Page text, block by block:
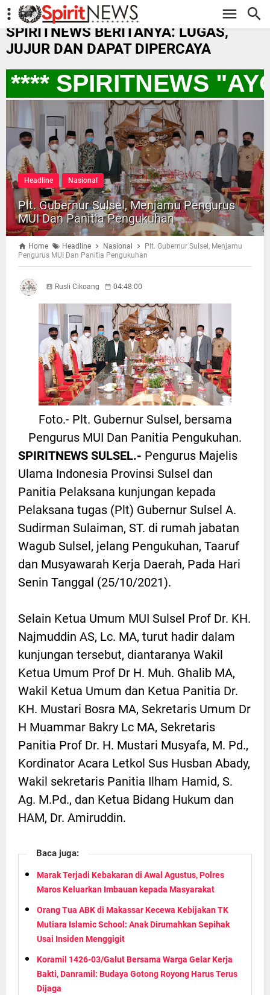
-->
SPIRITNEWS BERITANYA: LUGAS,
JUJUR DAN DAPAT DIPERCAYA
SPIRITNEWS "AYO
Headline Nasional
Plt. Gubernur Sulsel, Menjamu Pengurus
MUI Dan Panitia Pengukuhan
Home Headline Nasional
Plt. Gubernur Sulsel, Menjamu
Pengurus MUI Dan Panitia Pengukuhan
Rusli Cikoang 04:48:00
Foto.- Plt. Gubernur Sulsel, bersama
Pengurus MUI Dan Panitia Pengukuhan.
SPIRITNEWS SULSEL.- Pengurus Majelis
Ulama Indonesia Provinsi Sulsel dan
Panitia Pelaksana kunjungan kepada
Pelaksana tugas (Plt) Gubernur Sulsel A.
Sudirman Sulaiman, ST. di rumah jabatan
Wagub Sulsel, jelang Pengukuhan, Taaruf
dan Musyawarah Kerja Daerah, Pada Hari
Senin Tanggal (25/10/2021).
Selain Ketua Umum MUI Sulsel Prof Dr. KH.
Najmuddin AS, Lc. MA, turut hadir dalam
kunjungan tersebut, diantaranya Wakil
Ketua Umum Prof Dr H. Muh. Ghalib MA,
Wakil Ketua Umum dan Ketua Panitia Dr.
KH. Mustari Bosra MA, Sekretaris Umum Dr
H Muammar Bakry Lc MA, Sekretaris
Panitia Prof Dr. H. Mustari Musyafa, M. Pd.,
Kordinator Acara Letkol Sus Husban Abady,
Wakil sekretaris Panitia Ilham Hamid, S.
Ag. M.Pd., dan Ketua Bidang Hukum dan
HAM, Dr. Amiruddin.
Baca juga:
Marak Terjadi Kebakaran di Awal Agustus, Polres
Maros Keluarkan Imbauan kepada Masyarakat
Orang Tua ABK di Makassar Kecewa Kebijakan TK
Mutiara Islamic School: Anak Dirumahkan Sepihak
Usai Insiden Menggigit
Koramil 1426-03/Galut Bersama Warga Gelar Kerja
Bakti, Danramil: Budaya Gotong Royong Harus Terus
Dijaga